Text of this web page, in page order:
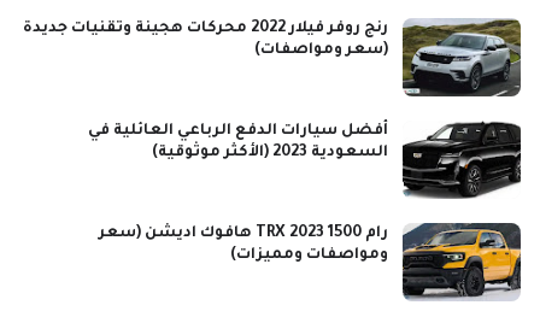
رنج روفر فيلار 2022 محركات هجينة وتقنيات جديدة
(سعر ومواصفات)
أفضل سيارات الدفع الرباعي العائلية في
السعودية 2023 (الأكثر موثوقية)
رام 1500 TRX 2023 هافوك اديشن (سعر
ومواصفات ومميزات)